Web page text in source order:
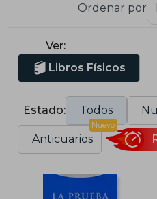
Ordenar por
Ver:
Libros Físicos
Estado: Todos
Anticuarios
Nuevo